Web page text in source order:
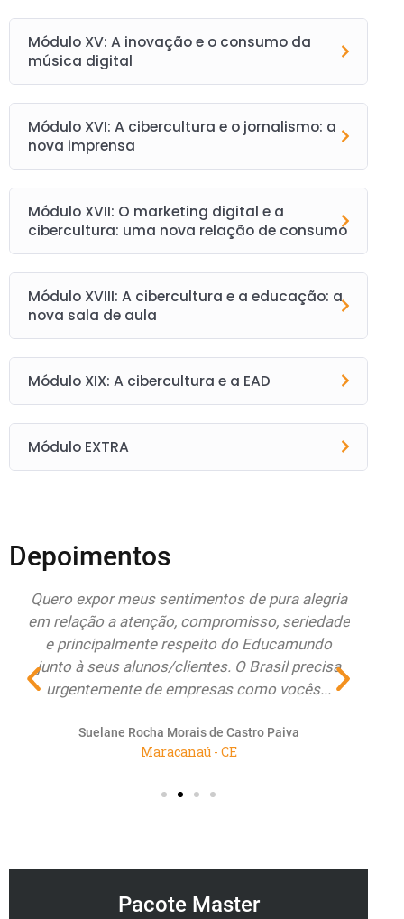
Módulo XV: A inovação e o consumo da
música digital
Módulo XVI: A cibercultura e o jornalismo: a
nova imprensa
Módulo XVII: O marketing digital e a
cibercultura: uma nova relação de consumo
Módulo XVIII: A cibercultura e a educação: a
nova sala de aula
Módulo XIX: A cibercultura e a EAD
Módulo EXTRA
Depoimentos
Quero expor meus sentimentos de pura alegria
em relação a atenção, compromisso, seriedade
e principalmente respeito do Educamundo
junto à seus alunos/clientes. O Brasil precisa
urgentemente de empresas como vocês...
Suelane Rocha Morais de Castro Paiva
Maracanaú - CE
Pacote Master